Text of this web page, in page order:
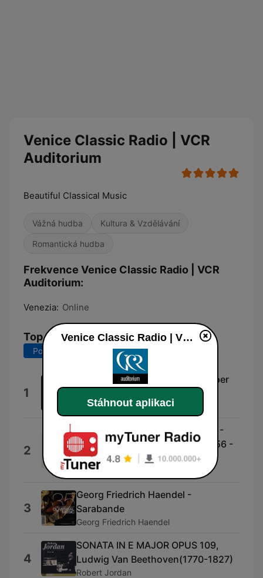
Venice Classic Radio | VCR
Auditorium
Beautiful Classical Music
Vážná hudba Kultura & Vzdělávání
Romantická hudba
Frekvence Venice Classic Radio | VCR
Auditorium:
Venezia: Online
Top skladby
Posledních 7 dní Posledních 30 dní
1
Sonata per Pianoforte: Sonata per
Joseph Bloch
2
Kyrie [Piccolomini Mass, K. 258 -
Wolfgang Amadeus Mozart (1756 -
1791)
Carolina Catholic Chorale
3
Georg Friedrich Haendel -
Sarabande
Georg Friedrich Haendel
4
SONATA IN E MAJOR OPUS 109,
Ludwig Van Beethoven(1770-1827)
Robert Jordan
Venice Classic Radio | VCR Auditorium
Stáhnout aplikaci